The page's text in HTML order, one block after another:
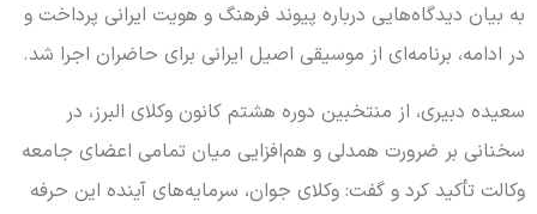
به بیان دیدگاه‌هایی درباره پیوند فرهنگ و هویت ایرانی پرداخت و
در ادامه، برنامه‌ای از موسیقی اصیل ایرانی برای حاضران اجرا شد.
سعیده دبیری، از منتخبین دوره هشتم کانون وکلای البرز، در
سخنانی بر ضرورت همدلی و هم‌افزایی میان تمامی اعضای جامعه
وکالت تأکید کرد و گفت: وکلای جوان، سرمایه‌های آینده این حرفه